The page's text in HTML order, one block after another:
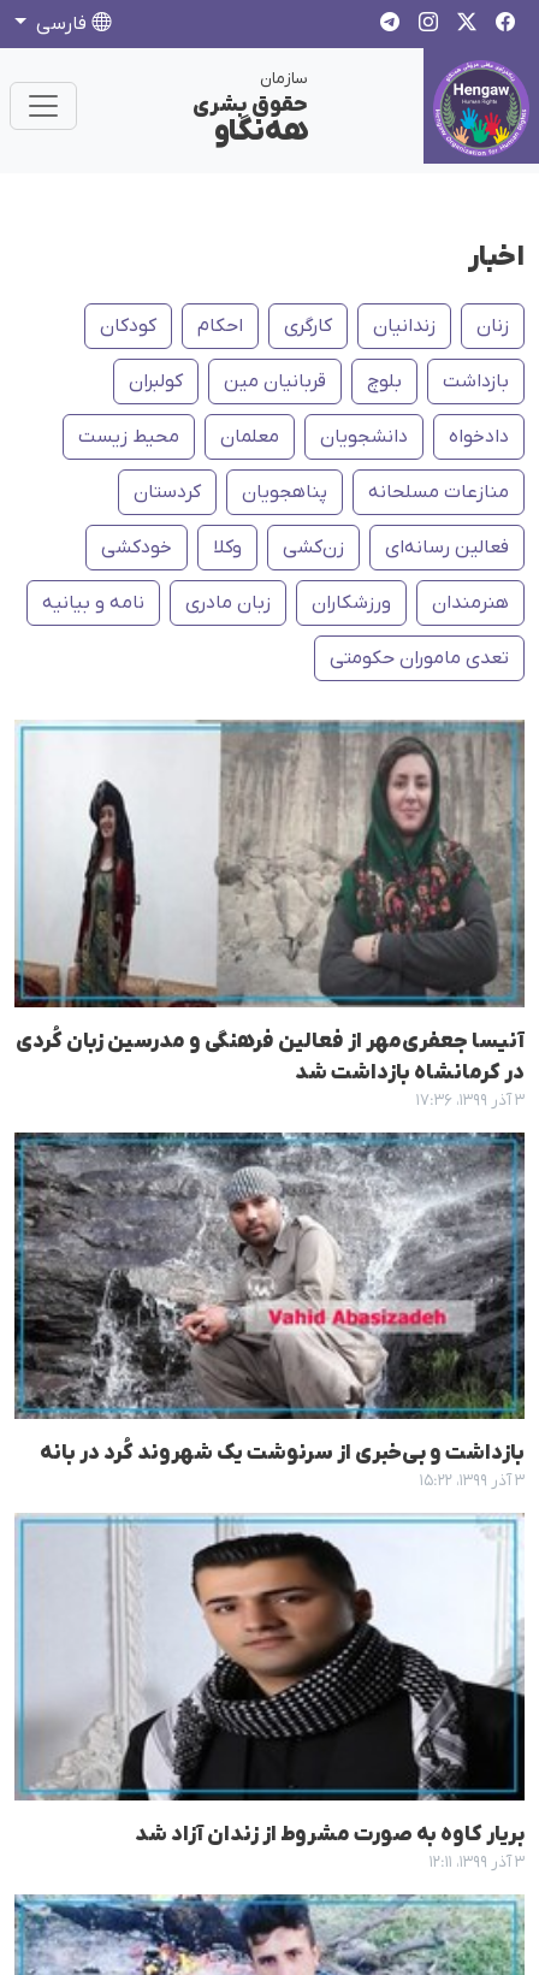
فارسی
سازمان
حقوق بشری
هەنگاو
اخبار
زنان زندانیان کارگری احکام کودکان
بازداشت بلوچ قربانیان مین کولبران
دادخواه دانشجویان معلمان محیط زیست
منازعات مسلحانه پناهجویان کردستان
فعالین رسانەای زن‌کشی وکلا خودکشی
هنرمندان ورزشکاران زبان مادری نامه و بیانیه
تعدی ماموران حکومتی
آنیسا جعفری‌مهر از فعالین فرهنگی و مدرسین زبان کُردی
در کرمانشاه بازداشت شد
۳ آذر ۱۳۹۹، ۱۷:۳۶
بازداشت و بی‌خبری از سرنوشت یک شهروند کُرد در بانه
۳ آذر ۱۳۹۹، ۱۵:۲۲
بریار کاوه به صورت مشروط از زندان آزاد شد
۳ آذر ۱۳۹۹، ۱۲:۱۱